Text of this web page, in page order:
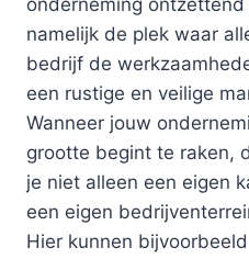
onderneming
namelijk de plek waar
bedrijf de
een rustige en veilige
Wanneer jouw
grootte begint te raken,
je niet alleen een eigen
een eigen
Hier kunnen bijvoorbeeld